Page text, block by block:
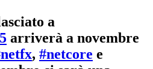
a
arriverà a novembre
, #netcore e